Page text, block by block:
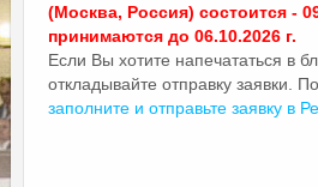
(Москва, Россия) состоится -
принимаются до 06.10.2026 г.
Если Вы хотите напечататься в
откладывайте отправку заявки.
заполните и отправьте заявку в